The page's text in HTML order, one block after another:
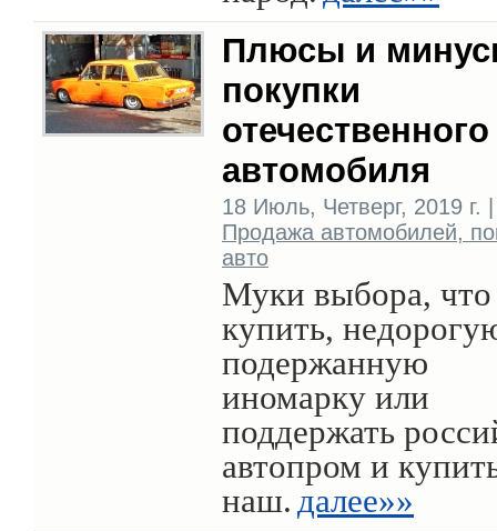
Плюсы и
покупки
отечественного
автомобиля
18 Июль, Четверг, 2019 г. |
Продажа автомобилей,
авто
Муки выбора, что
купить,
подержанную
иномарку или
поддержать
автопром и
наш. далее»»